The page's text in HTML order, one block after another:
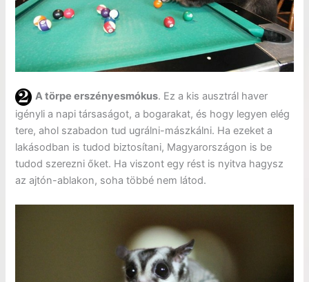
A törpe erszényesmókus. Ez a kis ausztrál haver
igényli a napi társaságot, a bogarakat, és hogy legyen elég
tere, ahol szabadon tud ugrálni-mászkálni. Ha ezeket a
lakásodban is tudod biztosítani, Magyarországon is be
tudod szerezni őket. Ha viszont egy rést is nyitva hagysz
az ajtón-ablakon, soha többé nem látod.